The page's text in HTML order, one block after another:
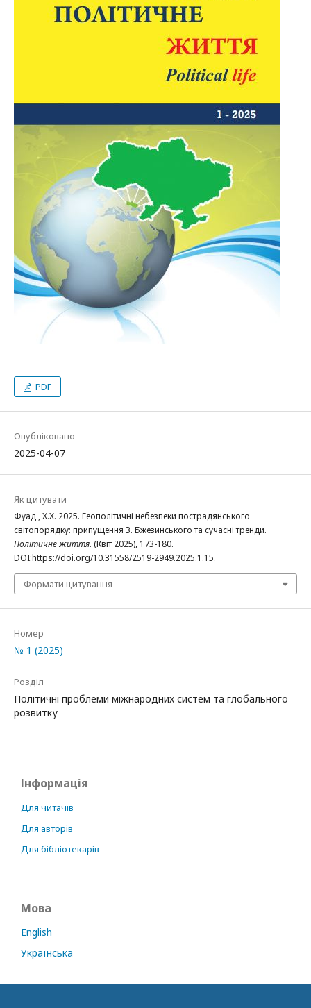
PDF
Опубліковано
2025-04-07
Як цитувати
Фуад , Х.Х. 2025. Геополітичні небезпеки пострадянського
світопорядку: припущення З. Бжезинського та сучасні тренди.
Політичне життя. (Квіт 2025), 173-180.
DOI:https://doi.org/10.31558/2519-2949.2025.1.15.
Формати цитування
Номер
№ 1 (2025)
Розділ
Політичні проблеми міжнародних систем та глобального
розвитку
Інформація
Для читачів
Для авторів
Для бібліотекарів
Мова
English
Українська